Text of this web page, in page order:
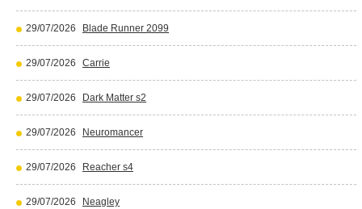
29/07/2026 Blade Runner 2099
29/07/2026 Carrie
29/07/2026 Dark Matter s2
29/07/2026 Neuromancer
29/07/2026 Reacher s4
29/07/2026 Neagley